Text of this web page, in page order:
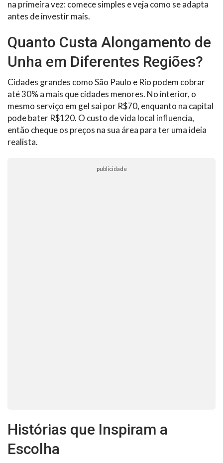
na primeira vez: comece simples e veja como se adapta
antes de investir mais.
Quanto Custa Alongamento de
Unha em Diferentes Regiões?
Cidades grandes como São Paulo e Rio podem cobrar
até 30% a mais que cidades menores. No interior, o
mesmo serviço em gel sai por R$70, enquanto na capital
pode bater R$120. O custo de vida local influencia,
então cheque os preços na sua área para ter uma ideia
realista.
publicidade
Histórias que Inspiram a
Escolha